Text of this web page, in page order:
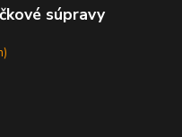
súpravy